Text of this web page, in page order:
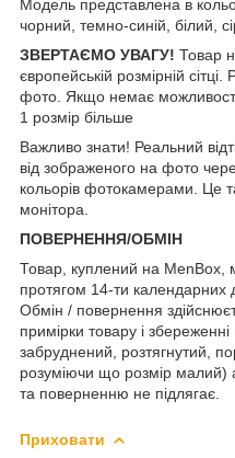
Модель представлена в
чорний, темно-синій, білий,
ЗВЕРТАЄМО УВАГУ! Товар
європейській розмірній
фото. Якщо немає
1 розмір більше
Важливо знати! Реальний
від зображеного на фото
кольорів фотокамерами. Це
монітора.
ПОВЕРНЕННЯ/ОБМІН
Товар, куплений на MenBox,
протягом 14-ти календарних
Обмін / повернення
примірки товару і
забруднений, розтягнутий,
розуміючи що розмір малий)
та поверненню не підлягає.
Приховати